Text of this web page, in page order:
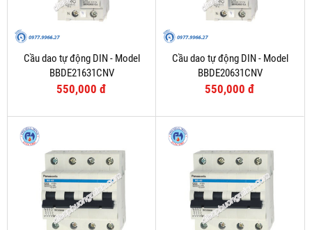
Cầu dao tự động DIN - Model
BBDE21631CNV
550,000 đ
Cầu dao tự động DIN - Model
BBDE20631CNV
550,000 đ